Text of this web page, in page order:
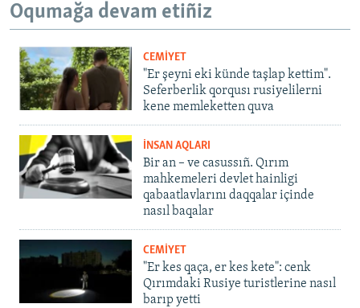
Oqumağa devam etiñiz
CEMİYET
"Er şeyni eki künde taşlap kettim".
Seferberlik qorqusı rusiyelilerni
kene memleketten quva
İNSAN AQLARI
Bir an – ve casussıñ. Qırım
mahkemeleri devlet hainligi
qabaatlavlarını daqqalar içinde
nasıl baqalar
CEMİYET
"Er kes qaça, er kes kete": cenk
Qırımdaki Rusiye turistlerine nasıl
barıp yetti